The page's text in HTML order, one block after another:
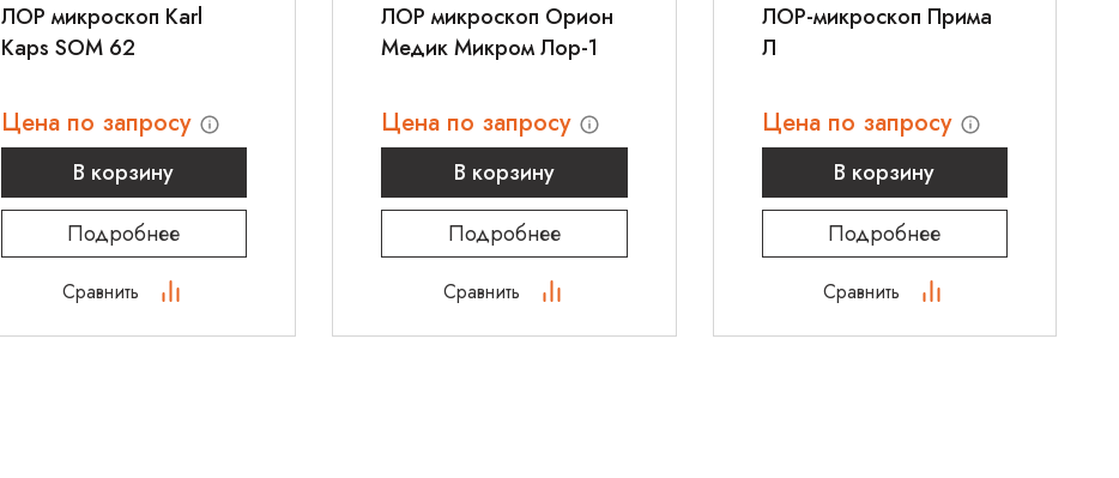
ЛОР микроскоп Karl
Kaps SOM 62
Цена по запросу
В корзину
Подробнее
Сравнить
ЛОР микроскоп Орион
Медик Микром Лор-1
Цена по запросу
В корзину
Подробнее
Сравнить
ЛОР-микроскоп Прима
Л
Цена по запросу
В корзину
Подробнее
Сравнить